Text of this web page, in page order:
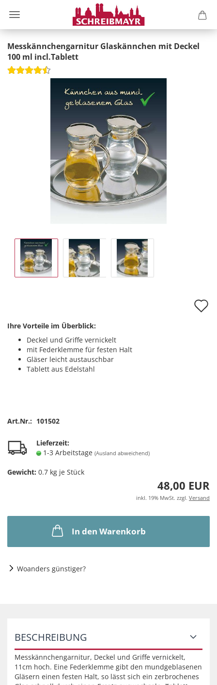
Messkännchengarnitur Glaskännchen mit Deckel
100 ml incl.Tablett
Ihre Vorteile im Überblick:
Deckel und Griffe vernickelt
mit Federklemme für festen Halt
Gläser leicht austauschbar
Tablett aus Edelstahl
Art.Nr.: 101502
Lieferzeit:
1-3 Arbeitstage (Ausland abweichend)
Gewicht: 0.7 kg je Stück
48,00 EUR
inkl. 19% MwSt. zzgl. Versand
In den Warenkorb
Woanders günstiger?
BESCHREIBUNG
Messkännchengarnitur, Deckel und Griffe vernickelt,
11cm hoch. Eine Federklemme gibt den mundgeblasenen
Gläsern einen festen Halt, so lässt sich ein zerbrochenes